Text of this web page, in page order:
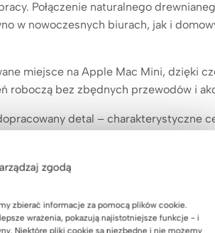
zgodą
zbierać informacje za pomocą plików cookie.
wrażenia, pokazują najistotniejsze funkcje - i
Niektóre pliki cookie są niezbędne i nie możemy
Połączenie naturalnego
w nowoczesnych biurach, jak i
miejsce na Apple Mac Mini, dzięki
roboczą bez zbędnych przewodów i
detal – charakterystyczne